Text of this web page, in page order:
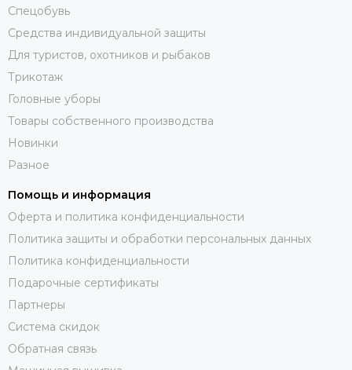
Спецобувь
Средства индивидуальной защиты
Для туристов, охотников и рыбаков
Трикотаж
Головные уборы
Товары собственного производства
Новинки
Разное
Помощь и информация
Оферта и политика конфиденциальности
Политика защиты и обработки персональных данных
Политика конфиденциальности
Подарочные сертификаты
Партнеры
Система скидок
Обратная связь